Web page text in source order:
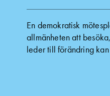
En demokratisk
allmänheten att
leder till förändring kan